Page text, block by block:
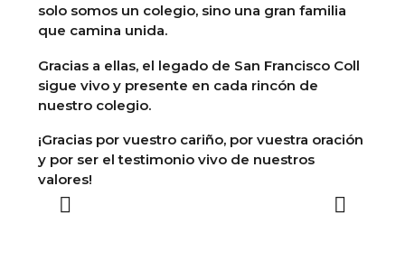
solo somos un colegio, sino una gran familia
que camina unida.
Gracias a ellas, el legado de San Francisco Coll
sigue vivo y presente en cada rincón de
nuestro colegio.
¡Gracias por vuestro cariño, por vuestra oración
y por ser el testimonio vivo de nuestros
valores!